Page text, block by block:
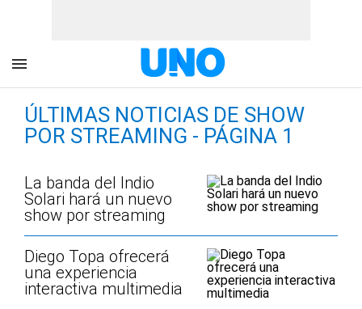
ÚLTIMAS NOTICIAS DE SHOW
POR STREAMING - PÁGINA 1
La banda del Indio
Solari hará un nuevo
show por streaming
Diego Topa ofrecerá
una experiencia
interactiva multimedia